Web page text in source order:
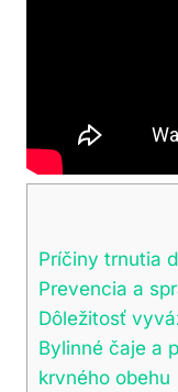
Príčiny trnutia
Prevencia a
Dôležitosť
Bylinné čaje a
krvného obehu